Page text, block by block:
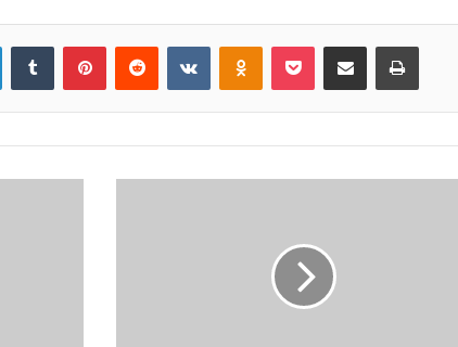
LinkedInTumblr PinterestReddit VKontakteOdnoklassniki
Pocket Share via Email Print